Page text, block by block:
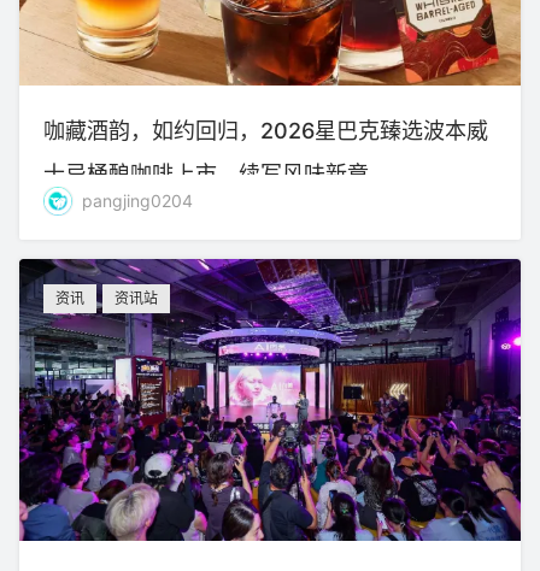
咖藏酒韵，如约回归，2026星巴克臻选波本威
士忌桶酿咖啡上市，续写风味新章
pangjing0204
资讯 资讯站